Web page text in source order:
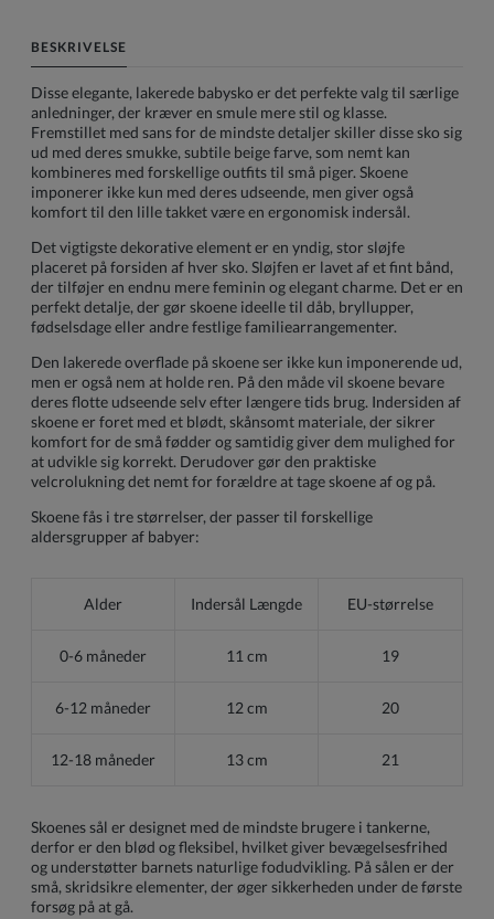
BESKRIVELSE
Disse elegante, lakerede babysko er det perfekte valg til særlige
anledninger, der kræver en smule mere stil og klasse.
Fremstillet med sans for de mindste detaljer skiller disse sko sig
ud med deres smukke, subtile beige farve, som nemt kan
kombineres med forskellige outfits til små piger. Skoene
imponerer ikke kun med deres udseende, men giver også
komfort til den lille takket være en ergonomisk indersål.
Det vigtigste dekorative element er en yndig, stor sløjfe
placeret på forsiden af hver sko. Sløjfen er lavet af et fint bånd,
der tilføjer en endnu mere feminin og elegant charme. Det er en
perfekt detalje, der gør skoene ideelle til dåb, bryllupper,
fødselsdage eller andre festlige familiearrangementer.
Den lakerede overflade på skoene ser ikke kun imponerende ud,
men er også nem at holde ren. På den måde vil skoene bevare
deres flotte udseende selv efter længere tids brug. Indersiden af
skoene er foret med et blødt, skånsomt materiale, der sikrer
komfort for de små fødder og samtidig giver dem mulighed for
at udvikle sig korrekt. Derudover gør den praktiske
velcrolukning det nemt for forældre at tage skoene af og på.
Skoene fås i tre størrelser, der passer til forskellige
aldersgrupper af babyer:
Alder Indersål Længde EU-størrelse
0-6 måneder 11 cm 19
6-12 måneder 12 cm 20
12-18 måneder 13 cm 21
Skoenes sål er designet med de mindste brugere i tankerne,
derfor er den blød og fleksibel, hvilket giver bevægelsesfrihed
og understøtter barnets naturlige fodudvikling. På sålen er der
små, skridsikre elementer, der øger sikkerheden under de første
forsøg på at gå.